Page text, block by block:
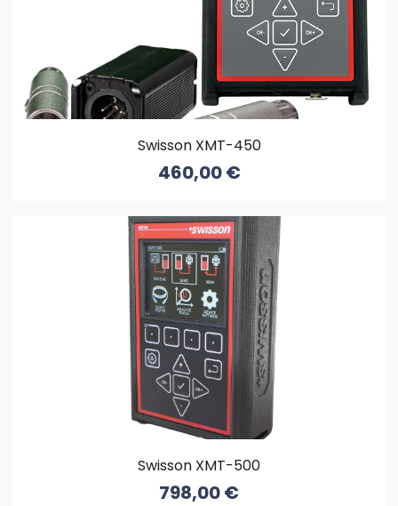
Swisson XMT-450
460,00€
Swisson XMT-500
798,00€